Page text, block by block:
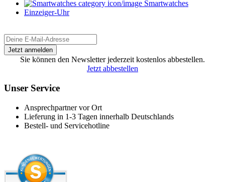
Smartwatches
Einzeiger-Uhr
Sie können den Newsletter jederzeit kostenlos abbestellen.
Jetzt abbestellen
Unser Service
Ansprechpartner vor Ort
Lieferung in 1-3 Tagen innerhalb Deutschlands
Bestell- und Servicehotline